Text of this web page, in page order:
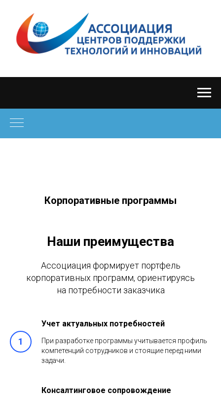
Корпоративные программы
Наши преимущества
Ассоциация формирует портфель
корпоративных программ, ориентируясь
на потребности заказчика
Учет актуальных потребностей
При разработке программы учитывается профиль
компетенций сотрудников и стоящие перед ними
задачи.
Консалтинговое сопровождение